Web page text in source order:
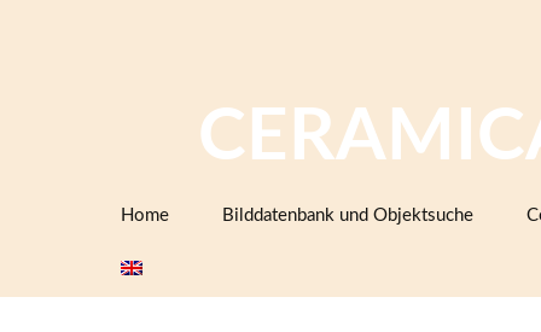
springen
Home Bilddatenbank und Objektsuche